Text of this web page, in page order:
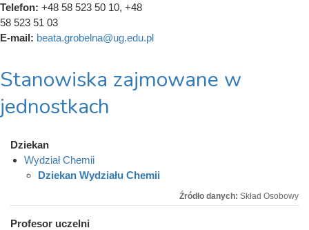
Telefon: +48 58 523 50 10, +48
58 523 51 03
E-mail: beata.grobelna@ug.edu.pl
Stanowiska zajmowane w
jednostkach
Dziekan
Wydział Chemii
Dziekan Wydziału Chemii
Źródło danych: Skład Osobowy
Profesor uczelni